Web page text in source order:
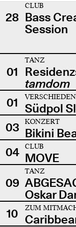
28
CLUB
Bass
Session
01
TANZ
tamdom
01 Südpol
03
KONZERT
Bikini
04
CLUB
MOVE
09
TANZ
Oskar
10
ZUM